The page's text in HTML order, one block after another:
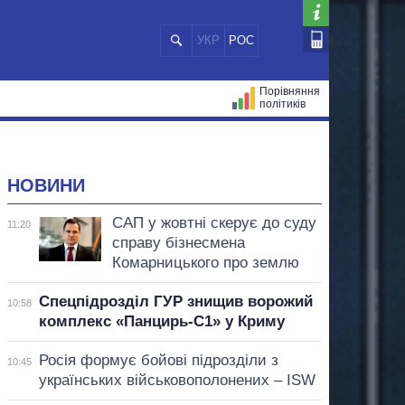
УКР РОС
Порівняння
політиків
НОВИНИ
11:20
САП у жовтні скерує до суду
справу бізнесмена
Комарницького про землю
10:58
Спецпідрозділ ГУР знищив ворожий
комплекс «Панцирь-С1» у Криму
10:45
Росія формує бойові підрозділи з
українських військовополонених – ISW